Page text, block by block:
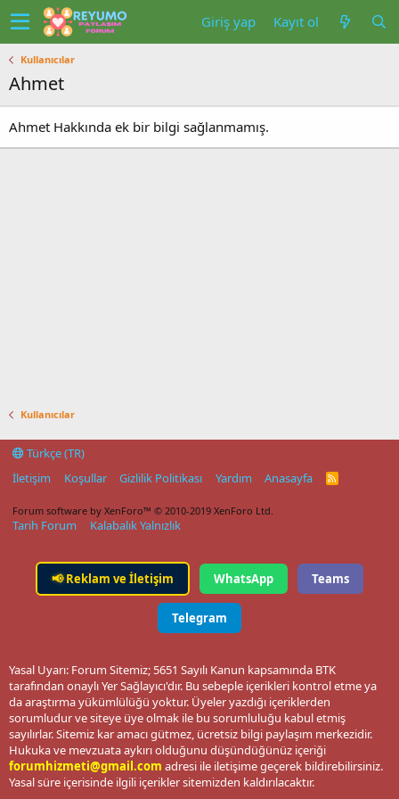
Giriş yap Kayıt ol
Kullanıcılar
Ahmet
Ahmet Hakkında ek bir bilgi sağlanmamış.
Kullanıcılar
Türkçe (TR)
İletişim
Koşullar Gizlilik Politikası Yardım Anasayfa
R
Forum software by XenForo™ © 2010-2019 XenForo Ltd.
Tarih Forum Kalabalık Yalnızlık
📢Reklam ve İletişim WhatsApp Teams
Telegram
Yasal Uyarı: Forum Sitemiz; 5651 Sayılı Kanun kapsamında BTK
tarafından onaylı Yer Sağlayıcı'dır. Bu sebeple içerikleri kontrol etme ya
da araştırma yükümlülüğü yoktur. Üyeler yazdığı içeriklerden
sorumludur ve siteye üye olmak ile bu sorumluluğu kabul etmiş
sayılırlar. Sitemiz kar amacı gütmez, ücretsiz bilgi paylaşım merkezidir.
Hukuka ve mevzuata aykırı olduğunu düşündüğünüz içeriği
forumhizmeti@gmail.com adresi ile iletişime geçerek bildirebilirsiniz.
Yasal süre içerisinde ilgili içerikler sitemizden kaldırılacaktır.